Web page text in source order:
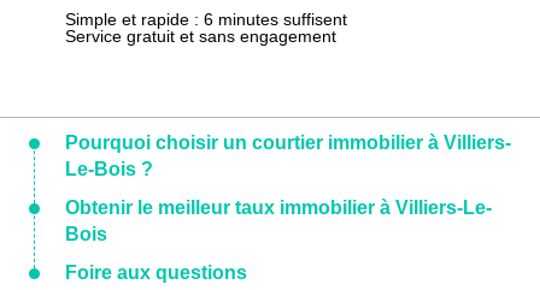
Simple et rapide : 6 minutes suffisent
Service gratuit et sans engagement
Pourquoi choisir un courtier immobilier à Villiers-
Le-Bois ?
Obtenir le meilleur taux immobilier à Villiers-Le-
Bois
Foire aux questions